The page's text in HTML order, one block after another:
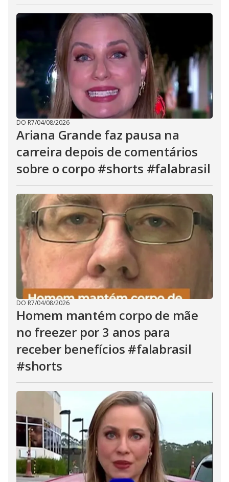
DO R7/04/08/2026
Ariana Grande faz pausa na
carreira depois de comentários
sobre o corpo #shorts #falabrasil
DO R7/04/08/2026
Homem mantém corpo de mãe
no freezer por 3 anos para
receber benefícios #falabrasil
#shorts